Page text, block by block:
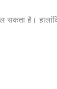
है।